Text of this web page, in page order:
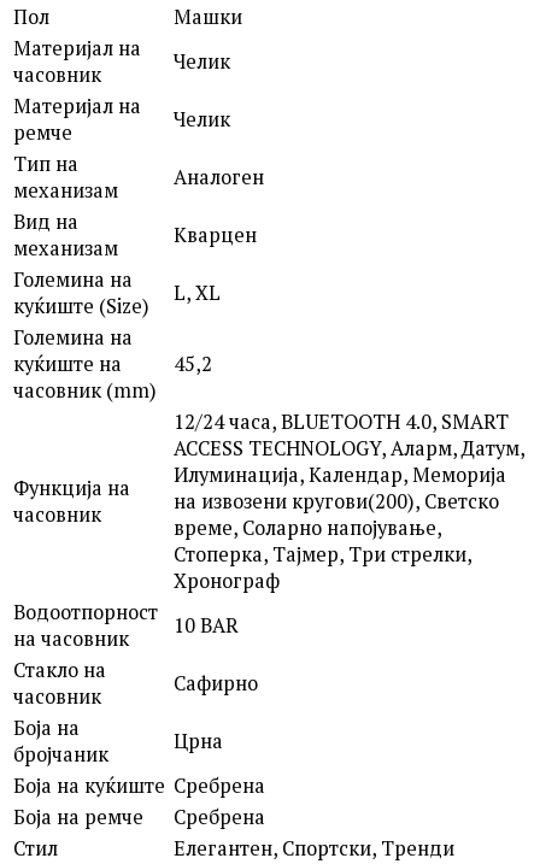
Пол
Машки
Материјал на
часовник
Челик
Материјал на
ремче
Челик
Тип на
механизам
Аналоген
Вид на
механизам
Кварцен
Големина на
куќиште (Size)
L, XL
Големина на
куќиште на
часовник (mm)
45,2
Функција на
часовник
12/24 часа, BLUETOOTH 4.0, SMART
ACCESS TECHNOLOGY, Аларм, Датум,
Илуминација, Календар, Меморија
на извозени кругови(200), Светско
време, Соларно напојување,
Стоперка, Тајмер, Три стрелки,
Хронограф
Водоотпорност
на часовник
10 BAR
Стакло на
часовник
Сафирно
Боја на
бројчаник
Црна
Боја на куќиште Сребрена
Боја на ремче
Сребрена
Стил
Елегантен, Спортски, Тренди